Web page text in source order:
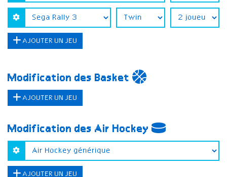
AJOUTER UN JEU
Modification des Basket
AJOUTER UN JEU
Modification des Air Hockey
AJOUTER UN JEU